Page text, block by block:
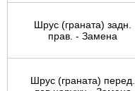
Шрус (граната) задн.
прав. - Замена
Шрус (граната) перед.